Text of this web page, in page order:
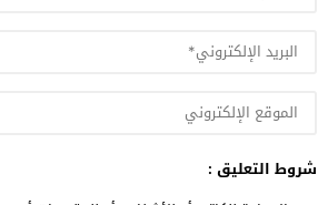
شروط التعليق :